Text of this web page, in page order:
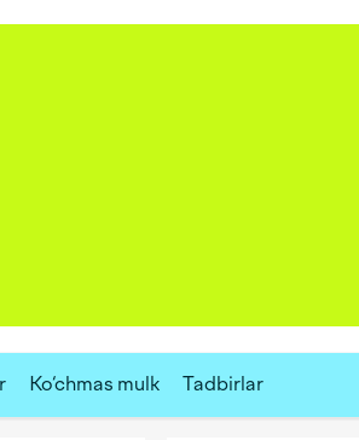
Ko‘chmas mulk Tadbirlar